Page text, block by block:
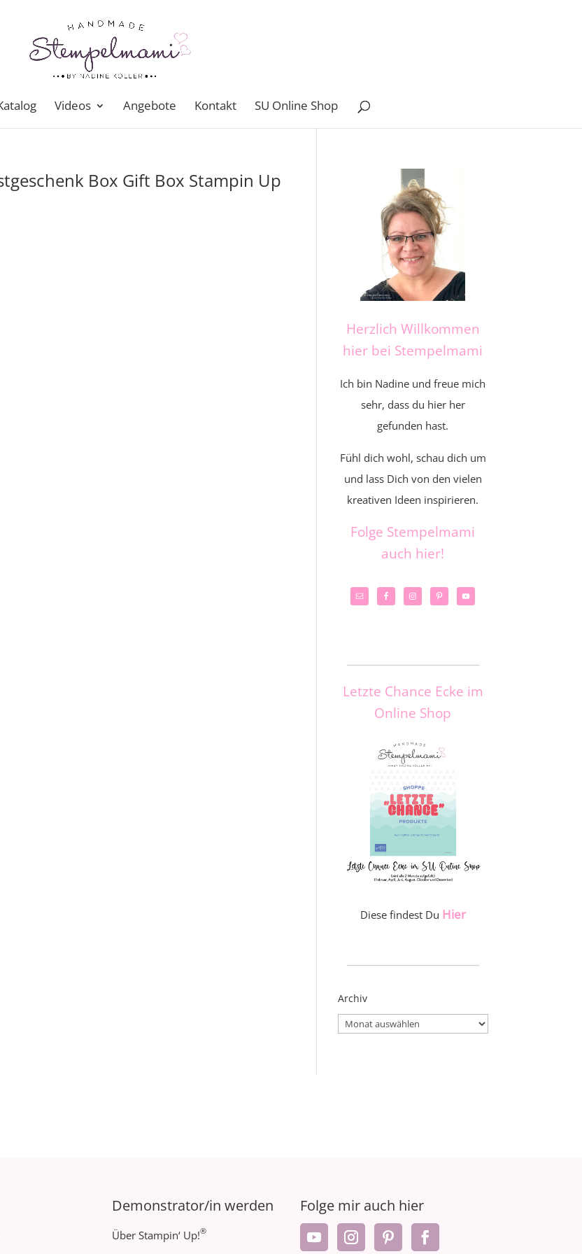
Videos Angebote Kontakt SU Online Shop
Box Gift Box Stampin Up
Herzlich Willkommen
hier bei Stempelmami
Ich bin Nadine und freue mich
sehr, dass du hier her
gefunden hast.
Fühl dich wohl, schau dich um
und lass Dich von den vielen
kreativen Ideen inspirieren.
Folge Stempelmami
auch hier!
Letzte Chance Ecke im
Online Shop
Diese findest Du Hier
Archiv
Archiv
Demonstrator/in werden
Über Stampin‘ Up!®
Folge mir auch hier